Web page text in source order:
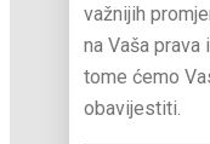
važnijih
na Vaša prava
tome ćemo
obavijestiti.